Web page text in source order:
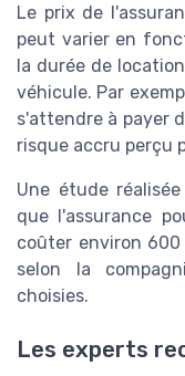
Le prix de
peut varier en
la durée de
véhicule. Par
s'attendre à payer
risque accru perçu
Une étude
que l'assurance
coûter environ
selon la
choisies.
Les experts